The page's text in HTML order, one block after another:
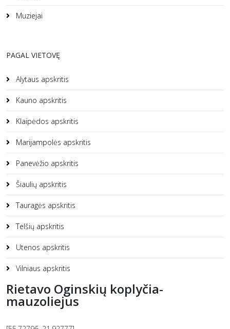
Muziejai
PAGAL VIETOVĘ
Alytaus apskritis
Kauno apskritis
Klaipėdos apskritis
Marijampolės apskritis
Panevėžio apskritis
Šiaulių apskritis
Tauragės apskritis
Telšių apskritis
Utenos apskritis
Vilniaus apskritis
Rietavo Oginskių koplyčia-
mauzoliejus